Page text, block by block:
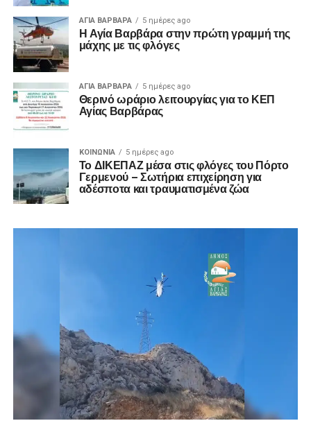
ΑΓΙΑ ΒΑΡΒΑΡΑ 5 ημέρες ago
Η Αγία Βαρβάρα στην πρώτη γραμμή της
μάχης με τις φλόγες
ΑΓΙΑ ΒΑΡΒΑΡΑ 5 ημέρες ago
Θερινό ωράριο λειτουργίας για το ΚΕΠ
Αγίας Βαρβάρας
ΚΟΙΝΩΝΊΑ 5 ημέρες ago
Το ΔΙΚΕΠΑΖ μέσα στις φλόγες του Πόρτο
Γερμενού – Σωτήρια επιχείρηση για
αδέσποτα και τραυματισμένα ζώα